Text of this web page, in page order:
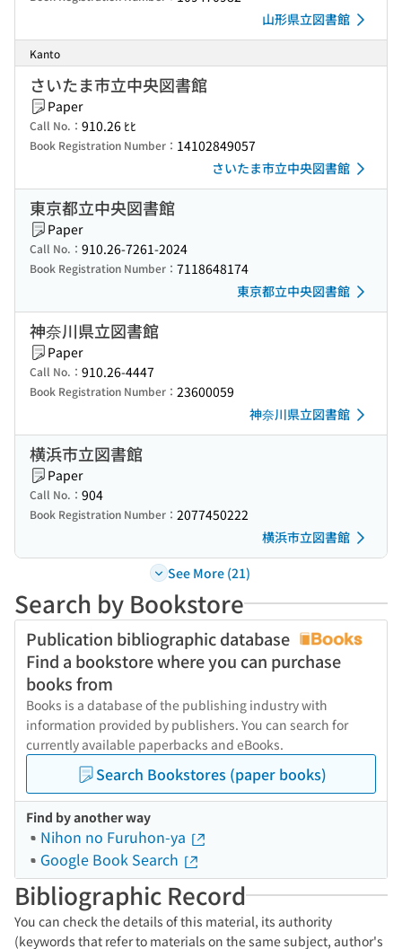
山形県立図書館
Kanto
さいたま市立中央図書館
Paper
Call No.： 910.26 ﾋﾋ
Book Registration Number： 14102849057
さいたま市立中央図書館
東京都立中央図書館
Paper
Call No.： 910.26-7261-2024
Book Registration Number： 7118648174
東京都立中央図書館
神奈川県立図書館
Paper
Call No.： 910.26-4447
Book Registration Number： 23600059
神奈川県立図書館
横浜市立図書館
Paper
Call No.： 904
Book Registration Number： 2077450222
横浜市立図書館
See More (21)
Search by Bookstore
Publication bibliographic database
Find a bookstore where you can purchase
books from
Books is a database of the publishing industry with
information provided by publishers. You can search for
currently available paperbacks and eBooks.
Search Bookstores (paper books)
Find by another way
Nihon no Furuhon-ya
Google Book Search
Bibliographic Record
You can check the details of this material, its authority
(keywords that refer to materials on the same subject, author's